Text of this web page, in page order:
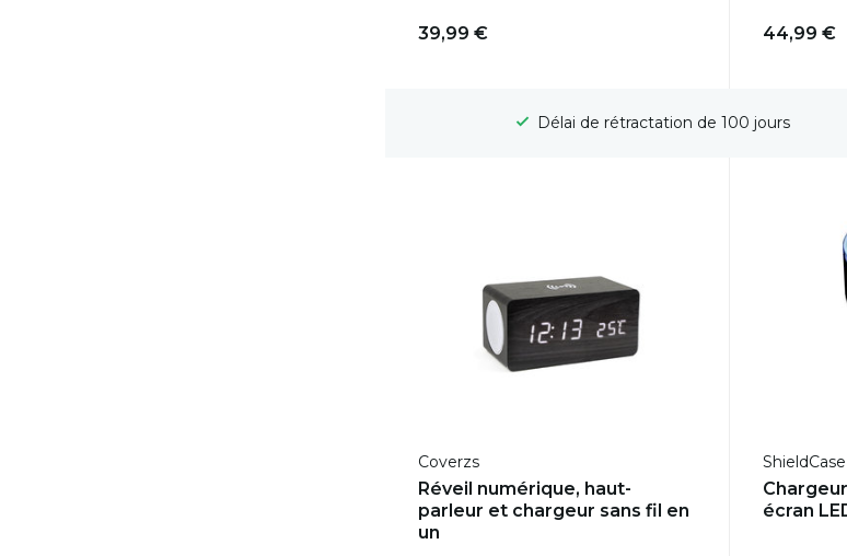
39,99 € 44,99 €
Délai de rétractation de 100 jours
Coverzs
Réveil numérique, haut-
parleur et chargeur sans fil en
un
ShieldCase
écran